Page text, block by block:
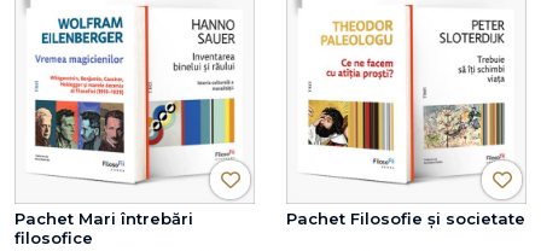
Pachet Mari întrebări
filosofice
Pachet Filosofie și societate